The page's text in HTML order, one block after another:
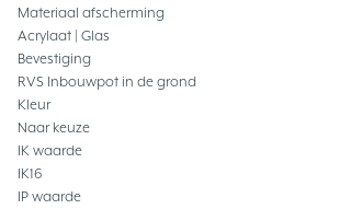
Materiaal afscherming
Acrylaat | Glas
Bevestiging
RVS Inbouwpot in de grond
Kleur
Naar keuze
IK waarde
IK16
IP waarde